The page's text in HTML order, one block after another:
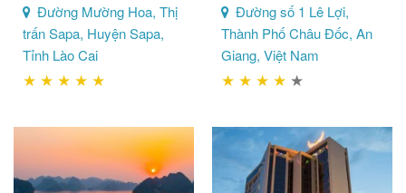
Đường Mường Hoa, Thị
trấn Sapa, Huyện Sapa,
Tỉnh Lào Cai
★ ★ ★ ★ ★
Đường số 1 Lê Lợi,
Thành Phố Châu Đốc, An
Giang, Việt Nam
★ ★ ★ ★ ★